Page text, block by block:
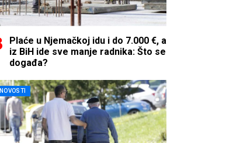
Plaće u Njemačkoj idu i do 7.000 €, a
iz BiH ide sve manje radnika: Što se
događa?
NOVOSTI